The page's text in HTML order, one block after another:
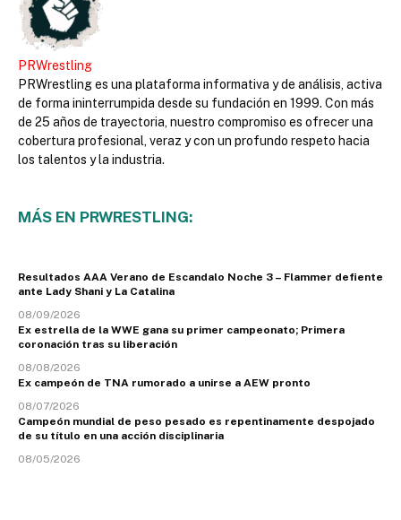
PRWrestling
PRWrestling es una plataforma informativa y de análisis, activa
de forma ininterrumpida desde su fundación en 1999. Con más
de 25 años de trayectoria, nuestro compromiso es ofrecer una
cobertura profesional, veraz y con un profundo respeto hacia
los talentos y la industria.
MÁS EN PRWRESTLING:
Resultados AAA Verano de Escandalo Noche 3 – Flammer defiente
ante Lady Shani y La Catalina
08/09/2026
Ex estrella de la WWE gana su primer campeonato; Primera
coronación tras su liberación
08/08/2026
Ex campeón de TNA rumorado a unirse a AEW pronto
08/07/2026
Campeón mundial de peso pesado es repentinamente despojado
de su título en una acción disciplinaria
08/05/2026